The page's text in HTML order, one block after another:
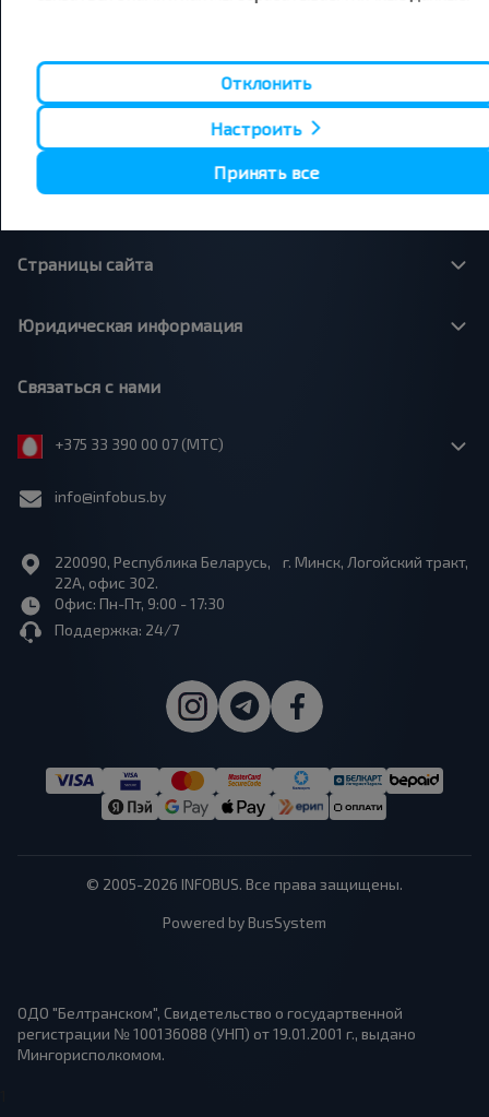
О нас
Страницы сайта
Юридическая информация
Связаться с нами
+375 33 390 00 07 (МТС)
info@infobus.by
220090, Республика Беларусь, г. Минск, Логойский тракт,
22А, офис 302.
Офис: Пн-Пт, 9:00 - 17:30
Поддержка: 24/7
© 2005-2026 INFOBUS. Все права защищены.
Powered by BusSystem
ОДО "Белтранском", Свидетельство о государтвенной
регистрации № 100136088 (УНП) от 19.01.2001 г., выдано
Мингорисполкомом.
Отклонить
Настроить
Принять все